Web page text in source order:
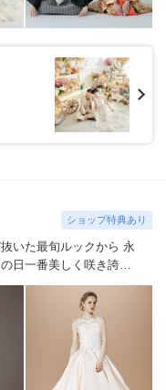
ショップ特典あり
いた最旬ルックから 永
日一番美しく咲き誇る
いたします。Felice
りのセレクトで、本物
届けし、手の届く贅沢
す。